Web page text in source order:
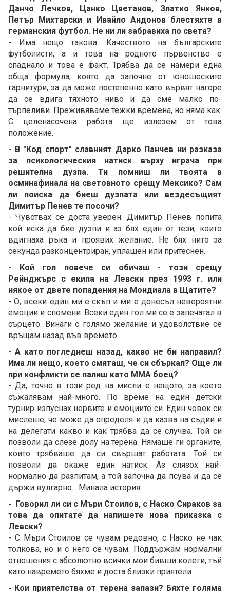
Данчо Лечков, Цанко Цветанов, Златко Янков,
Петър Михтарски и Ивайло Андонов блестяхте в
германския футбол. Не ни ли забравиха по света?
- Има нещо такова. Качеството на българските
футболисти, а и това на родното първенство е
спаднало и това е факт. Трябва да се намери една
обща формула, която да започне от юношеските
гарнитури, за да може постепенно като вървят нагоре
да се вдига тяхното ниво и да сме малко по-
търпеливи. Преживяваме тежки времена, но няма как.
С целенасочена работа ще излезем от това
положение.
- В "Код спорт" славният Дарко Панчев ни разказа
за психологическия натиск върху играча при
решителна дузпа. Ти помниш ли твоята в
осминафинала на световното срещу Мексико? Сам
ли поиска да биеш дузпата или вездесъщият
Димитър Пенев те посочи?
- Чувствах се доста уверен. Димитър Пенев попита
кой иска да бие дузпи и аз бях един от тези, които
вдигнаха ръка и проявих желание. Не бях нито за
секунда разконцентриран, уплашен или притеснен.
- Кой гол повече си обичаш - този срещу
Рейнджърс с екипа на Левски през 1993 г. или
някое от двете попадения на Мондиала в Щатите?
- О, всеки един ми е скъп и ми е донесъл невероятни
емоции и спомени. Всеки един гол ми се е запечатал в
сърцето. Винаги с голямо желание и удоволствие се
връщам назад във времето.
- А като погледнеш назад, какво не би направил?
Има ли нещо, което смяташ, че си сбъркал? Още ли
при конфликти се палиш като ММА боец?
- Да, точно в този ред на мисли е нещото, за което
съжалявам най-много. По време на един детски
турнир изпуснах нервите и емоциите си. Един човек си
мислеше, че може да определя и да казва на съдии и
на делегати какво и как трябва да се случва. Той си
позволи да слезе долу на терена. Нямаше ги органите,
които трябваше да си свършат работата. Той си
позволи да окаже един натиск. Аз слязох най-
нормално да разпитам, а той започна да псува и да се
държи вулгарно... Минала история.
- Говорил ли си с Мъри Стоилов, с Наско Сираков за
това да опитате да напишете нова приказка с
Левски?
- С Мъри Стоилов се чувам редовно, с Наско не чак
толкова, но и с него се чувам. Поддържам нормални
отношения с абсолютно всички мои бивши колеги, тъй
като навремето бяхме и доста близки приятели.
- Кои приятелства от терена запази? Бяхте голяма